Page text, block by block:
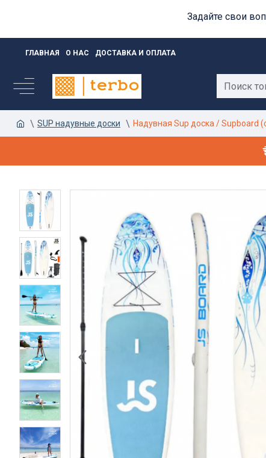
Задайте свои
ГЛАВНАЯ О НАС ДОСТАВКА И ОПЛАТА
SUP надувные доски Надувная Sup доска / Supboard